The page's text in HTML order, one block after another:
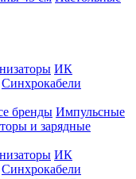
ИК
Синхрокабели
бренды Импульсные
и зарядные
ИК
Синхрокабели